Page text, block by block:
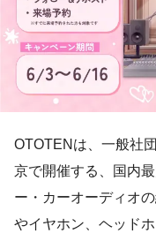
OTOTENは、一般社
京で開催する、国内
ー・カーオーディオ
やイヤホン、ヘッド